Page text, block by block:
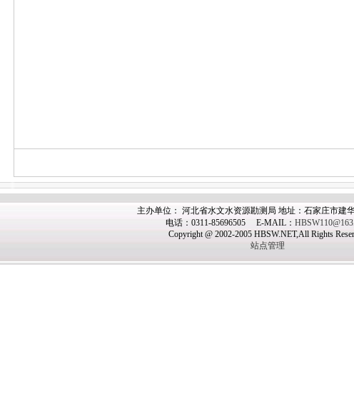
主办单位： 河北省水文水资源勘测局 地址：石家庄市建
电话：0311-85696505 E-MAIL：
Copyright @ 2002-2005 HBSW.NET,All Rights
站点管理